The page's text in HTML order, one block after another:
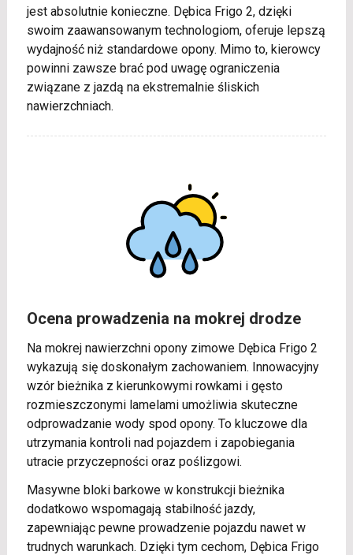
jest absolutnie konieczne. Dębica Frigo 2, dzięki
swoim zaawansowanym technologiom, oferuje lepszą
wydajność niż standardowe opony. Mimo to, kierowcy
powinni zawsze brać pod uwagę ograniczenia
związane z jazdą na ekstremalnie śliskich
nawierzchniach.
Ocena prowadzenia na mokrej drodze
Na mokrej nawierzchni opony zimowe Dębica Frigo 2
wykazują się doskonałym zachowaniem. Innowacyjny
wzór bieżnika z kierunkowymi rowkami i gęsto
rozmieszczonymi lamelami umożliwia skuteczne
odprowadzanie wody spod opony. To kluczowe dla
utrzymania kontroli nad pojazdem i zapobiegania
utracie przyczepności oraz poślizgowi.
Masywne bloki barkowe w konstrukcji bieżnika
dodatkowo wspomagają stabilność jazdy,
zapewniając pewne prowadzenie pojazdu nawet w
trudnych warunkach. Dzięki tym cechom, Dębica Frigo